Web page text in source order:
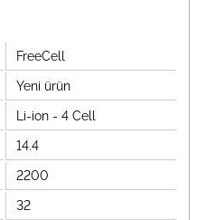
FreeCell
Yeni ürün
Li-ion - 4 Cell
14.4
2200
32